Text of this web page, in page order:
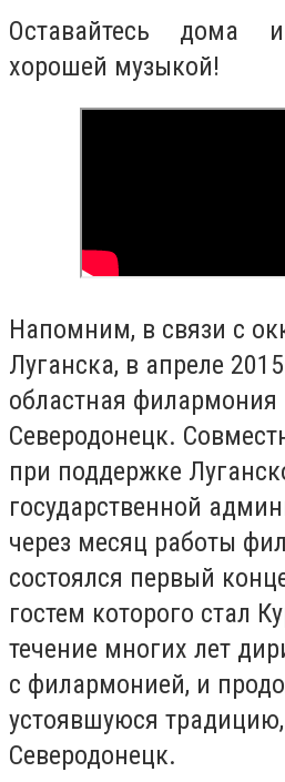
Оставайтесь дома
хорошей музыкой!
Напомним, в связи с
Луганска, в апреле
областная филармония
Северодонецк.
при поддержке
государственной
через месяц работы
состоялся первый
гостем которого стал
течение многих лет
с филармонией, и
устоявшуюся
Северодонецк.